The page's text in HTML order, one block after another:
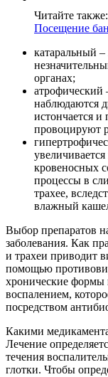
Читайте также:
Посещение
катаральный –
органах;
атрофический
наблюдаются
истончается и
провоцируют
кровеносных
процессы в
трахее,
влажный
Выбор препаратов
заболевания. Как
и трахеи приводит
помощью
хронические формы
воспалением,
посредством
Какими
Лечение
течения
глотки. Чтобы